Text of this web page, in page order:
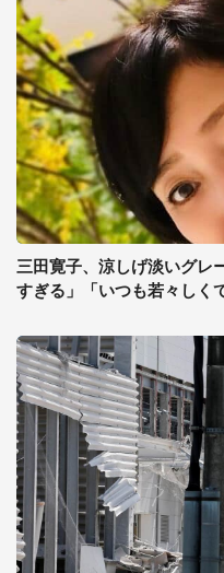
三田寛子、涼しげ淡いグレ
すぎる」「いつも若々しく